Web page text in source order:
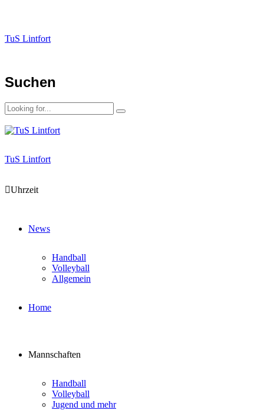
TuS Lintfort
Suchen
TuS Lintfort
Uhrzeit
News
Handball
Volleyball
Allgemein
Home
Mannschaften
Handball
Volleyball
Jugend und mehr